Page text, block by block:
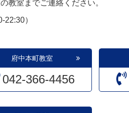
教室までご連絡ください。
22:30）
府中本町教室
042-366-4456